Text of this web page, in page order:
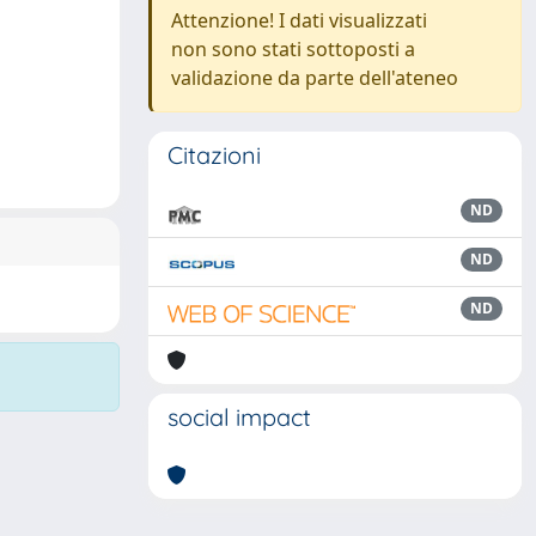
Attenzione! I dati visualizzati
non sono stati sottoposti a
validazione da parte dell'ateneo
Citazioni
ND
ND
ND
social impact